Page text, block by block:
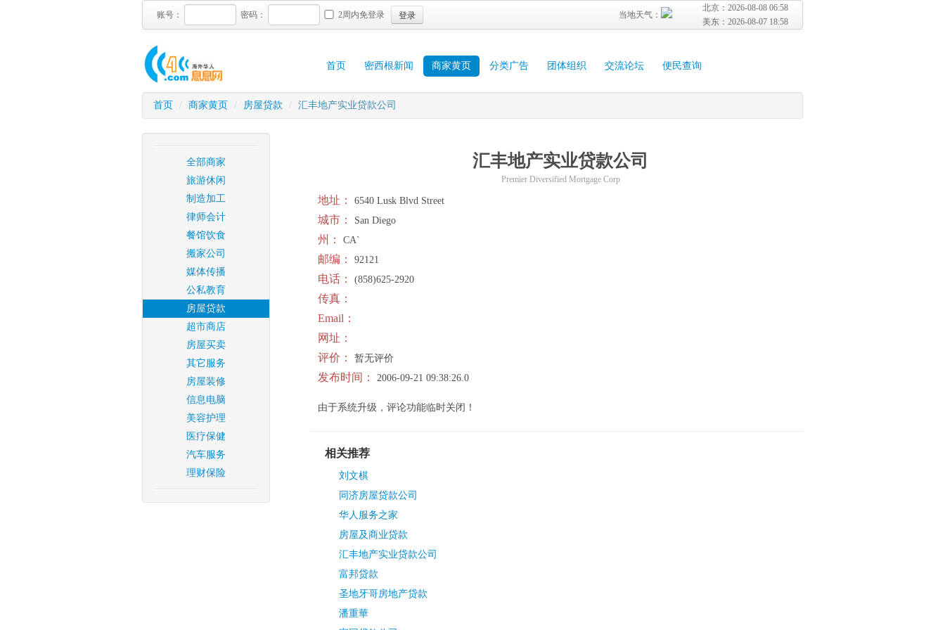
账号： 密码： 2周内免登录 登录
北京： 2026-08-08 06:58
美东： 2026-08-07 18:58
当地天气：
首页 密西根新闻 商家黄页 分类广告 团体组织 交流论坛 便民查询
首页 / 商家黄页 / 房屋贷款 / 汇丰地产实业贷款公司
全部商家
旅游休闲
制造加工
律师会计
餐馆饮食
搬家公司
媒体传播
公私教育
房屋贷款
超市商店
房屋买卖
其它服务
房屋装修
信息电脑
美容护理
医疗保健
汽车服务
理财保险
汇丰地产实业贷款公司
Premier Diversified Mortgage Corp
地址： 6540 Lusk Blvd Street
城市： San Diego
州： CA`
邮编： 92121
电话： (858)625-2920
传真：
Email：
网址：
评价：
暂无评价
发布时间： 2006-09-21 09:38:26.0
由于系统升级，评论功能临时关闭！
相关推荐
刘文棋
同济房屋贷款公司
华人服务之家
房屋及商业贷款
汇丰地产实业贷款公司
富邦贷款
圣地牙哥房地产贷款
潘重華